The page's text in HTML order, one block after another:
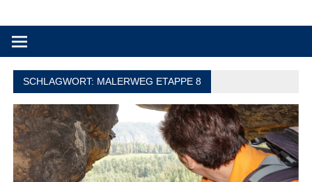
Produkttests und Buchrezensionen. Ein Blog für alle, die gern
SCHLAGWORT: MALERWEG ETAPPE 8